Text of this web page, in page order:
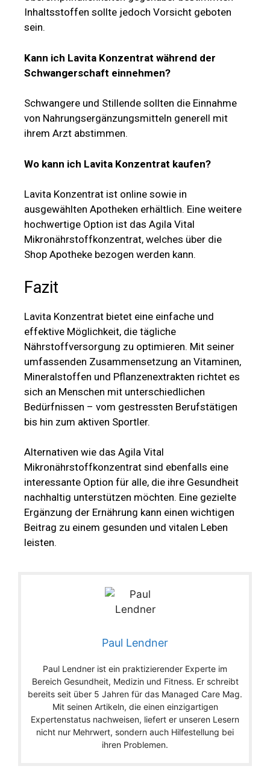
Inhaltsstoffen sollte jedoch Vorsicht geboten
sein.
Kann ich Lavita Konzentrat während der
Schwangerschaft einnehmen?
Schwangere und Stillende sollten die Einnahme
von Nahrungsergänzungsmitteln generell mit
ihrem Arzt abstimmen.
Wo kann ich Lavita Konzentrat kaufen?
Lavita Konzentrat ist online sowie in
ausgewählten Apotheken erhältlich. Eine weitere
hochwertige Option ist das Agila Vital
Mikronährstoffkonzentrat, welches über die
Shop Apotheke bezogen werden kann.
Fazit
Lavita Konzentrat bietet eine einfache und
effektive Möglichkeit, die tägliche
Nährstoffversorgung zu optimieren. Mit seiner
umfassenden Zusammensetzung an Vitaminen,
Mineralstoffen und Pflanzenextrakten richtet es
sich an Menschen mit unterschiedlichen
Bedürfnissen – vom gestressten Berufstätigen
bis hin zum aktiven Sportler.
Alternativen wie das Agila Vital
Mikronährstoffkonzentrat sind ebenfalls eine
interessante Option für alle, die ihre Gesundheit
nachhaltig unterstützen möchten. Eine gezielte
Ergänzung der Ernährung kann einen wichtigen
Beitrag zu einem gesunden und vitalen Leben
leisten.
Paul Lendner
Paul Lendner ist ein praktizierender Experte im
Bereich Gesundheit, Medizin und Fitness. Er schreibt
bereits seit über 5 Jahren für das Managed Care Mag.
Mit seinen Artikeln, die einen einzigartigen
Expertenstatus nachweisen, liefert er unseren Lesern
nicht nur Mehrwert, sondern auch Hilfestellung bei
ihren Problemen.